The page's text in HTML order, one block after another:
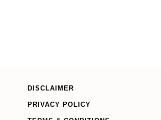
DISCLAIMER
PRIVACY POLICY